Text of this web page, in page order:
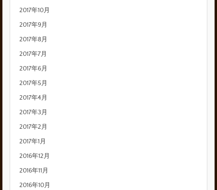
2017年10月
2017年9月
2017年8月
2017年7月
2017年6月
2017年5月
2017年4月
2017年3月
2017年2月
2017年1月
2016年12月
2016年11月
2016年10月